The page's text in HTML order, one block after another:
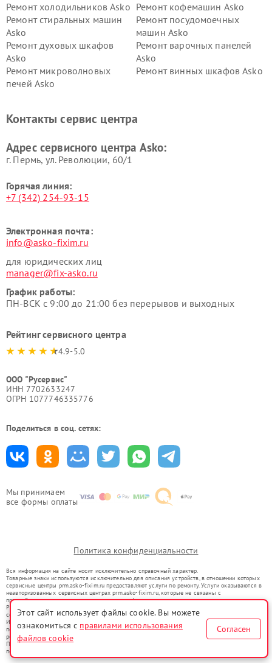
Мы принимаем
все формы оплаты
Ремонт холодильников Asko Ремонт кофемашин Asko
Ремонт стиральных машин
Asko
Ремонт посудомоечных
машин Asko
Ремонт духовых шкафов
Asko
Ремонт варочных панелей
Asko
Ремонт микроволновых
печей Asko
Ремонт винных шкафов Asko
Ремонт подогревателей
Ремонт промышленных
Asko
Контакты сервис центра
Адрес сервисного центра Asko:
г. Пермь, ул. ​Революции, 60/1
Горячая линия:
+7 (342) 254-93-15
Электронная почта:
info@asko-fixim.ru
для юридических лиц
manager@fix-asko.ru
График работы:
ПН-ВСК с 9:00 до 21:00 без перерывов и выходных
Рейтинг сервисного центра
4.9-5.0
ООО "Русервис"
ИНН 7702633247
ОГРН 1077746335776
Поделиться в соц. сетях:
Политика конфиденциальности
Вся информация на сайте носит исключительно справочный характер.
Товарные знаки используются исключительно для описания устройств, в отношении которых
сервисные центры prm.asko-fixim.ru предоставляют услуги по ремонту. Услуги оказываются в
неавторизованных сервисных центрах prm.asko-fixim.ru, которые не связаны с
правообладателями товарных знаков или их официальными представителями.
Ремонт осуществляется для устройств, уже введенных в гражданский оборот в соответствии
со статьей 1487 ГК РФ.
Использование товарных знаков не преследует цели индивидуализации услуг или введения
потребителей в заблуждение, а служит для информирования о предоставляемых услугах по
ремонту техники указанных брендов.
Представленная на сайте информация не является публичной офертой, определяемой
положениями Статьи 437(2) Гражданского кодекса РФ
Этот сайт использует файлы cookie. Вы можете
ознакомиться с правилами использования
файлов cookie
Согласен